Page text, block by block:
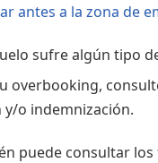
antes a la zona de
sufre algún tipo
overbooking,
y/o indemnización.
puede consultar los